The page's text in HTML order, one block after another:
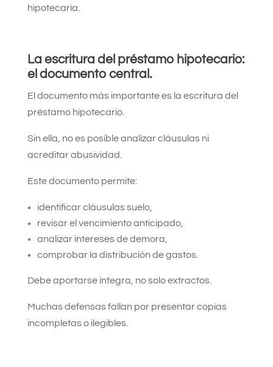
hipotecaria.
La escritura del préstamo hipotecario:
el documento central.
El documento más importante es la escritura del
préstamo hipotecario.
Sin ella, no es posible analizar cláusulas ni
acreditar abusividad.
Este documento permite:
identificar cláusulas suelo,
revisar el vencimiento anticipado,
analizar intereses de demora,
comprobar la distribución de gastos.
Debe aportarse íntegra, no solo extractos.
Muchas defensas fallan por presentar copias
incompletas o ilegibles.